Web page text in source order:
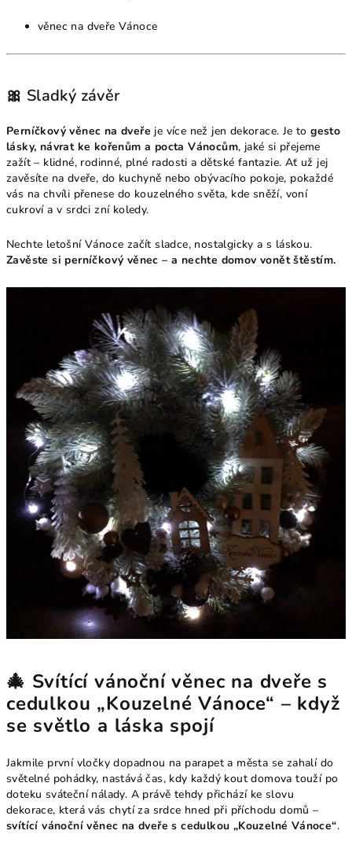
věnec na dveře Vánoce
🎀 Sladký závěr
Perníčkový věnec na dveře je více než jen dekorace. Je togesto
lásky, návrat ke kořenům a pocta Vánocům, jaké si přejeme
zažít – klidné, rodinné, plné radosti a dětské fantazie. Ať už jej
zavěsíte na dveře, do kuchyně nebo obývacího pokoje, pokaždé
vás na chvíli přenese do kouzelného světa, kde sněží, voní
cukroví a v srdci zní koledy.
Nechte letošní Vánoce začít sladce, nostalgicky a s láskou.
Zavěste si perníčkový věnec – a nechte domov vonět štěstím.
🎄 Svítící vánoční věnec na dveře s
cedulkou „Kouzelné Vánoce“ – když
se světlo a láska spojí
Jakmile první vločky dopadnou na parapet a města se zahalí do
světelné pohádky, nastává čas, kdy každý kout domova touží po
doteku sváteční nálady. A právě tehdy přichází ke slovu
dekorace, která vás chytí za srdce hned při příchodu domů –
svítící vánoční věnec na dveře s cedulkou „Kouzelné Vánoce“.